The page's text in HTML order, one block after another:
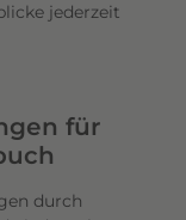
jederzeit
für
durch